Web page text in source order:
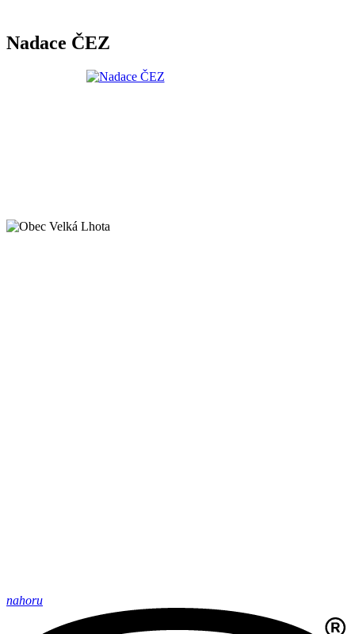
Nadace ČEZ
nahoru